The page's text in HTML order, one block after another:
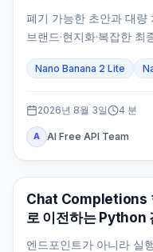
폐기 가능한 초안과 대량
브랜드·현지화·복잡한
Nano Banana 2 Lite
2026년 8월 3일 4 분
A AI Free API Team
API 가이드
Chat Completions
로 이전하는 Python
엔드포인트가 아니라 실